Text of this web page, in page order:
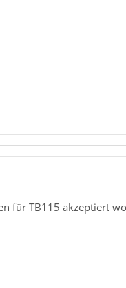
für TB115 akzeptiert